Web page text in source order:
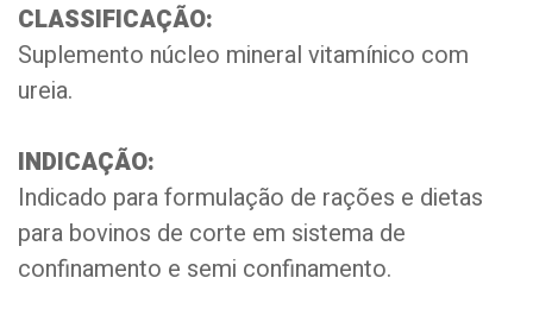
CLASSIFICAÇÃO:
Suplemento núcleo mineral vitamínico com
ureia.
INDICAÇÃO:
Indicado para formulação de rações e dietas
para bovinos de corte em sistema de
confinamento e semi confinamento.